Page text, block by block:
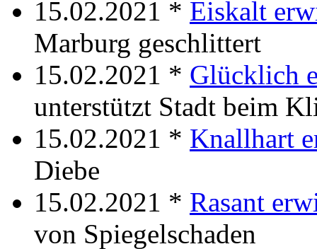
15.02.2021 * Eiskalt
Marburg geschlittert
15.02.2021 * Glücklich
unterstützt Stadt beim
15.02.2021 * Knallhart
Diebe
15.02.2021 * Rasant
von Spiegelschaden